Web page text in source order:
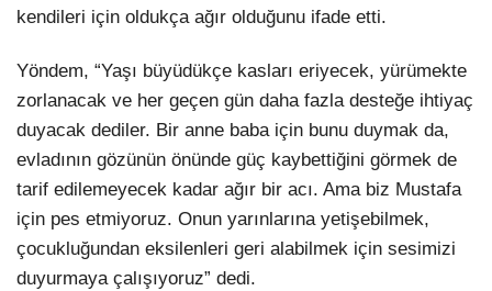
kendileri için oldukça ağır olduğunu ifade etti.
Yöndem, “Yaşı büyüdükçe kasları eriyecek, yürümekte
zorlanacak ve her geçen gün daha fazla desteğe ihtiyaç
duyacak dediler. Bir anne baba için bunu duymak da,
evladının gözünün önünde güç kaybettiğini görmek de
tarif edilemeyecek kadar ağır bir acı. Ama biz Mustafa
için pes etmiyoruz. Onun yarınlarına yetişebilmek,
çocukluğundan eksilenleri geri alabilmek için sesimizi
duyurmaya çalışıyoruz” dedi.